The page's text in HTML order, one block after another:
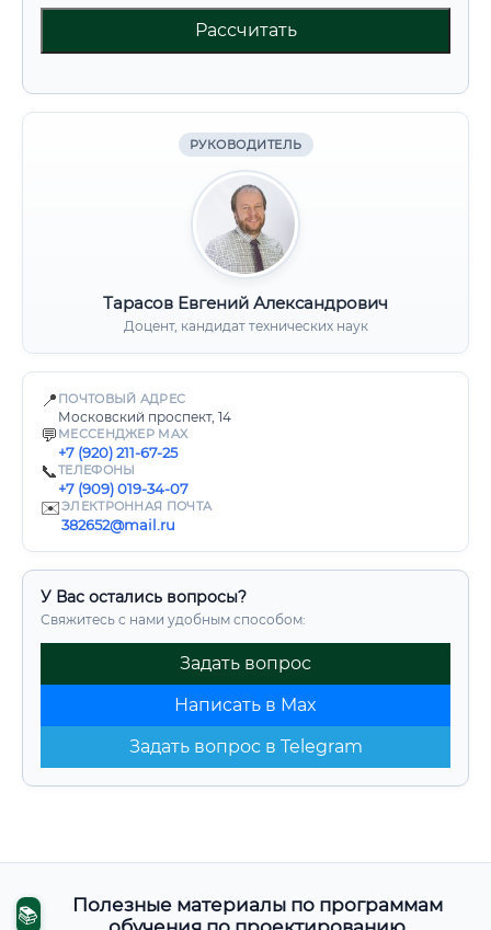
Рассчитать
РУКОВОДИТЕЛЬ
Тарасов Евгений Александрович
Доцент, кандидат технических наук
📍 ПОЧТОВЫЙ АДРЕС
Московский проспект, 14
💬 МЕССЕНДЖЕР MAX
+7 (920) 211-67-25
📞ТЕЛЕФОНЫ
+7 (909) 019-34-07
✉️ЭЛЕКТРОННАЯ ПОЧТА
382652@mail.ru
У Вас остались вопросы?
Свяжитесь с нами удобным способом:
Задать вопрос
Написать в Max
Задать вопрос в Telegram
📚
Полезные материалы по программам